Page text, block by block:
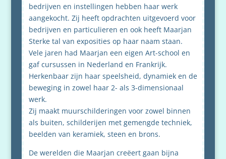
bedrijven en instellingen hebben haar werk
aangekocht. Zij heeft opdrachten uitgevoerd voor
bedrijven en particulieren en ook heeft Maarjan
Sterke tal van exposities op haar naam staan.
Vele jaren had Maarjan een eigen Art-school en
gaf cursussen in Nederland en Frankrijk.
Herkenbaar zijn haar speelsheid, dynamiek en de
beweging in zowel haar 2- als 3-dimensionaal
werk.
Zij maakt muurschilderingen voor zowel binnen
als buiten, schilderijen met gemengde techniek,
beelden van keramiek, steen en brons.
De werelden die Maarjan creëert gaan bijna